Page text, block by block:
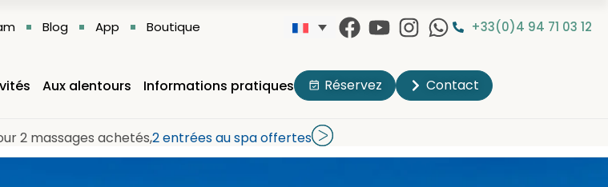
Blog App Boutique +33(0)4 94 71 03 12
Aux alentours Informations pratiques Réservez Contact
2 massages achetés,2 entrées au spa offertes